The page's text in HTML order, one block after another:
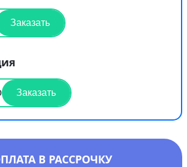
Заказать
Заказать
В РАССРОЧКУ